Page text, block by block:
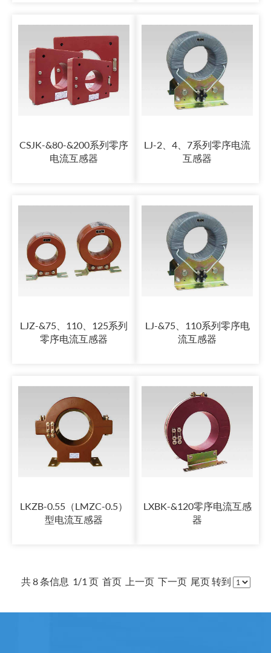
CSJK-&80-&200系列零序
电流互感器
LJ-2、4、7系列零序电流
互感器
LJZ-&75、110、125系列
零序电流互感器
LJ-&75、110系列零序电
流互感器
LKZB-0.55（LMZC-0.5）
型电流互感器
LXBK-&120零序电流互感
器
共 8 条信息 1/1 页 首页 上一页 下一页 尾页 转到